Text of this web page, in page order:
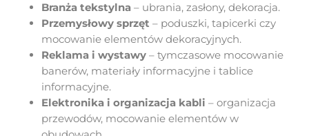
Branża tekstylna – ubrania, zasłony, dekoracja.
Przemysłowy sprzęt – poduszki, tapicerki czy
mocowanie elementów dekoracyjnych.
Reklama i wystawy – tymczasowe mocowanie
banerów, materiały informacyjne i tablice
informacyjne.
Elektronika i organizacja kabli – organizacja
przewodów, mocowanie elementów w